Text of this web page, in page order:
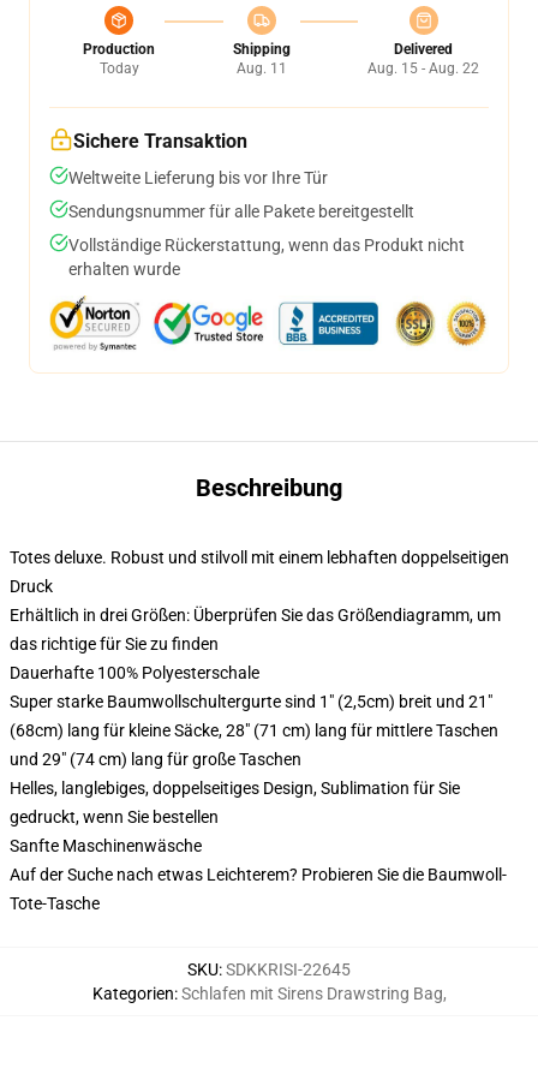
Production
Today
Shipping
Aug. 11
Delivered
Aug. 15 - Aug. 22
Sichere Transaktion
Weltweite Lieferung bis vor Ihre Tür
Sendungsnummer für alle Pakete bereitgestellt
Vollständige Rückerstattung, wenn das Produkt nicht
erhalten wurde
Beschreibung
Totes deluxe. Robust und stilvoll mit einem lebhaften doppelseitigen
Druck
Erhältlich in drei Größen: Überprüfen Sie das Größendiagramm, um
das richtige für Sie zu finden
Dauerhafte 100% Polyesterschale
Super starke Baumwollschultergurte sind 1" (2,5cm) breit und 21"
(68cm) lang für kleine Säcke, 28" (71 cm) lang für mittlere Taschen
und 29" (74 cm) lang für große Taschen
Helles, langlebiges, doppelseitiges Design, Sublimation für Sie
gedruckt, wenn Sie bestellen
Sanfte Maschinenwäsche
Auf der Suche nach etwas Leichterem? Probieren Sie die Baumwoll-
Tote-Tasche
SKU:SDKKRISI-22645
Kategorien:Schlafen mit Sirens Drawstring Bag,